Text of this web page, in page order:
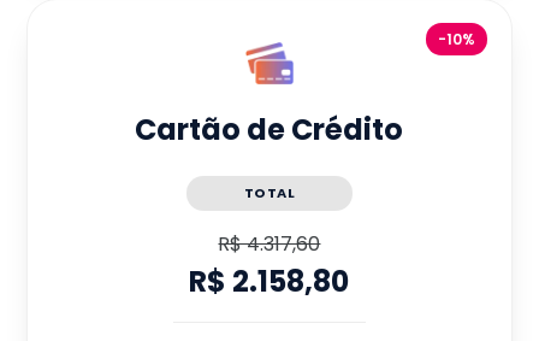
-10%
Cartão de Crédito
TOTAL
R$ 4.317,60
R$ 2.158,80